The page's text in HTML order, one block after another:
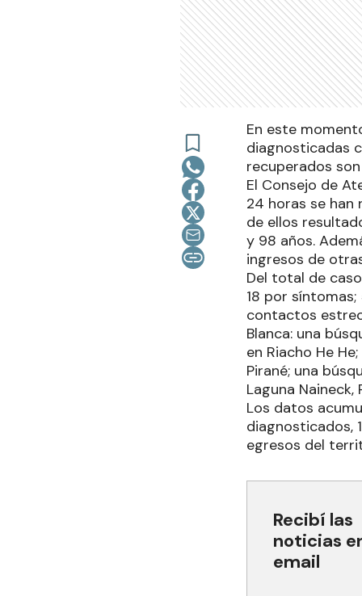
En este
diagnosticadas
recuperados son
El Consejo de
24 horas se han
de ellos
y 98 años.
ingresos de
Del total de
18 por
contactos
Blanca: una
en Riacho He
Pirané; una
Laguna Naineck,
Los datos
diagnosticados,
egresos del
Recibí las
noticias
email